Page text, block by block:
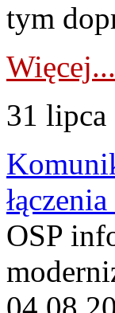
tym
Więcej...
31 lipca
OSP